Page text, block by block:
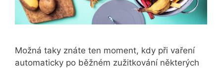
Možná taky znáte ten moment, kdy při vaření
automaticky po běžném zužitkování některých